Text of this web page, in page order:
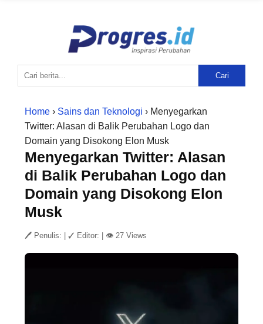
Cari
Home › Sains dan Teknologi › Menyegarkan
Twitter: Alasan di Balik Perubahan Logo dan
Domain yang Disokong Elon Musk
Menyegarkan Twitter: Alasan
di Balik Perubahan Logo dan
Domain yang Disokong Elon
Musk
🖊 Penulis: ✓ Editor: 👁 27 Views